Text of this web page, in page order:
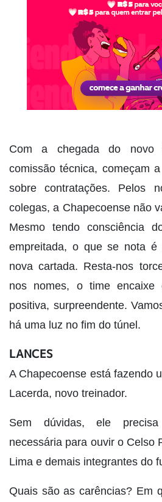
Com a chegada do novo
comissão técnica, começam
sobre contratações. Pelos
colegas, a Chapecoense não
Mesmo tendo consciência
empreitada, o que se nota é
nova cartada. Resta-nos
nos nomes, o time encaixe
positiva, surpreendente.
há uma luz no fim do túnel.
LANCES
A Chapecoense está fazendo
Lacerda, novo treinador.
Sem dúvidas, ele
necessária para ouvir o Celso
Lima e demais integrantes do
Quais são as carências? Em